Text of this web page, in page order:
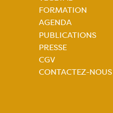
FORMATION
AGENDA
PUBLICATIONS
PRESSE
CGV
CONTACTEZ-NOUS